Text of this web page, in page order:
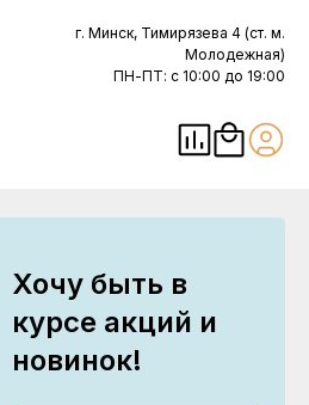
г. Минск, Тимирязева 4 (ст. м.
Молодежная)
ПН-ПТ: с 10:00 до 19:00
Хочу быть в
курсе акций и
новинок!